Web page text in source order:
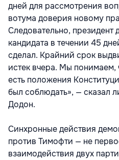
дней для рассмотрения
вотума доверия новому
Следовательно, президент
кандидата в течении 45
сделал. Крайний срок
истек вчера. Мы понимаем,
есть положения
был соблюдать», — сказал
Додон.
Синхронные действия
против Тимофти — не
взаимодействия двух